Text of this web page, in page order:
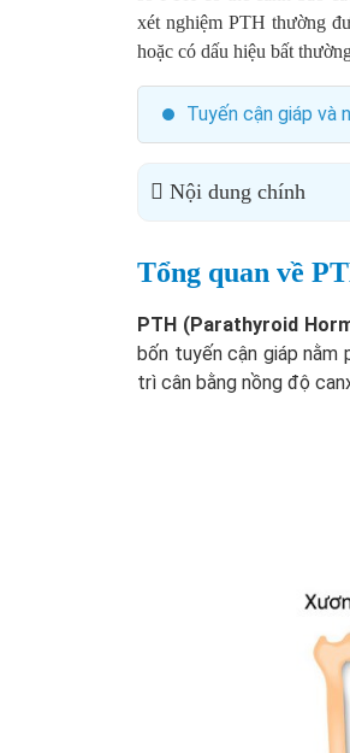
xét nghiệm PTH thường
hoặc có dấu hiệu bất
Tuyến cận giáp và
Nội dung chính
Tổng quan về
PTH (Parathyroid
bốn tuyến cận giáp
trì cân bằng nồng độ